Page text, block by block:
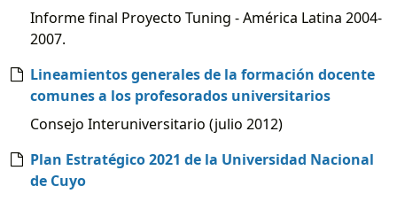
Informe final Proyecto Tuning - América Latina 2004-
2007.
Lineamientos generales de la formación docente
comunes a los profesorados universitarios
Consejo Interuniversitario (julio 2012)
Plan Estratégico 2021 de la Universidad Nacional
de Cuyo